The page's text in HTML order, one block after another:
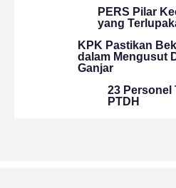
PERS Pilar
yang
KPK Pastikan
dalam Mengusut
Ganjar
23 Personel
PTDH